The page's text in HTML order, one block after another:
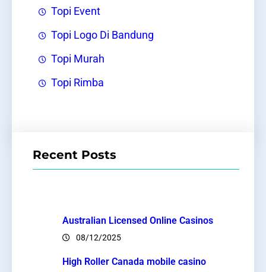
Topi Event
Topi Logo Di Bandung
Topi Murah
Topi Rimba
Recent Posts
Australian Licensed Online Casinos
08/12/2025
High Roller Canada mobile casino